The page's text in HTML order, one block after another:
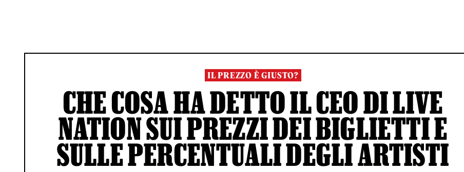
IL PREZZO È GIUSTO?
CHE COSA HA DETTO IL CEO DI LIVE
NATION SUI PREZZI DEI BIGLIETTI E
SULLE PERCENTUALI DEGLI ARTISTI